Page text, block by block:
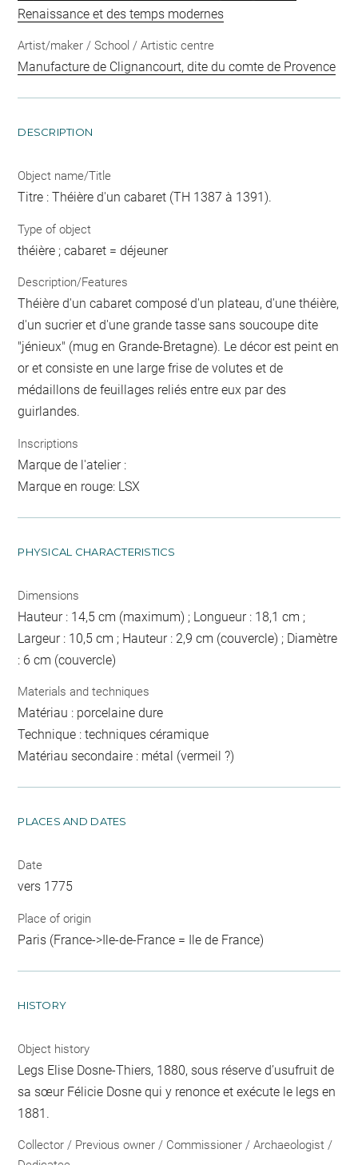
Renaissance et des temps modernes
Artist/maker / School / Artistic centre
Manufacture de Clignancourt, dite du comte de Provence
DESCRIPTION
Object name/Title
Titre : Théière d'un cabaret (TH 1387 à 1391).
Type of object
théière ; cabaret = déjeuner
Description/Features
Théière d'un cabaret composé d'un plateau, d'une théière,
d'un sucrier et d'une grande tasse sans soucoupe dite
"jénieux" (mug en Grande-Bretagne). Le décor est peint en
or et consiste en une large frise de volutes et de
médaillons de feuillages reliés entre eux par des
guirlandes.
Inscriptions
Marque de l'atelier :
Marque en rouge: LSX
PHYSICAL CHARACTERISTICS
Dimensions
Hauteur : 14,5 cm (maximum) ; Longueur : 18,1 cm ;
Largeur : 10,5 cm ; Hauteur : 2,9 cm (couvercle) ; Diamètre
: 6 cm (couvercle)
Materials and techniques
Matériau : porcelaine dure
Technique : techniques céramique
Matériau secondaire : métal (vermeil ?)
PLACES AND DATES
Date
vers 1775
Place of origin
Paris (France->Ile-de-France = Ile de France)
HISTORY
Object history
Legs Elise Dosne-Thiers, 1880, sous réserve d’usufruit de
sa sœur Félicie Dosne qui y renonce et exécute le legs en
1881.
Collector / Previous owner / Commissioner / Archaeologist /